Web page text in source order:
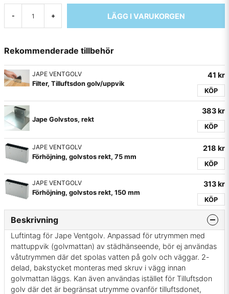
- + LÄGG I VARUKORGEN
Rekommenderade tillbehör
JAPE VENTGOLV
Filter, Tilluftsdon golv/uppvik
41 kr
KÖP
Jape Golvstos, rekt
383 kr
KÖP
JAPE VENTGOLV
Förhöjning, golvstos rekt, 75 mm
218 kr
KÖP
JAPE VENTGOLV
Förhöjning, golvstos rekt, 150 mm
313 kr
KÖP
Beskrivning
Luftintag för Jape Ventgolv. Anpassad för utrymmen med
mattuppvik (golvmattan) av städhänseende, bör ej användas
våtutrymmen där det spolas vatten på golv och väggar. 2-
delad, bakstycket monteras med skruv i vägg innan
golvmattan läggs. Kan även användas istället för Tilluftsdon
golv där det är begränsat utrymme ovanför tilluftsdonet,